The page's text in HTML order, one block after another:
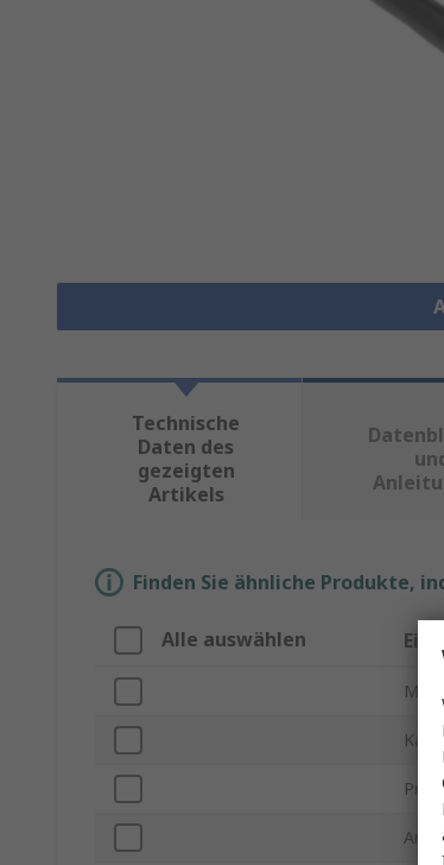
Technische
Daten des
gezeigten
Artikels
Finden Sie ähnliche Produkte,
Alle auswählen
Marke